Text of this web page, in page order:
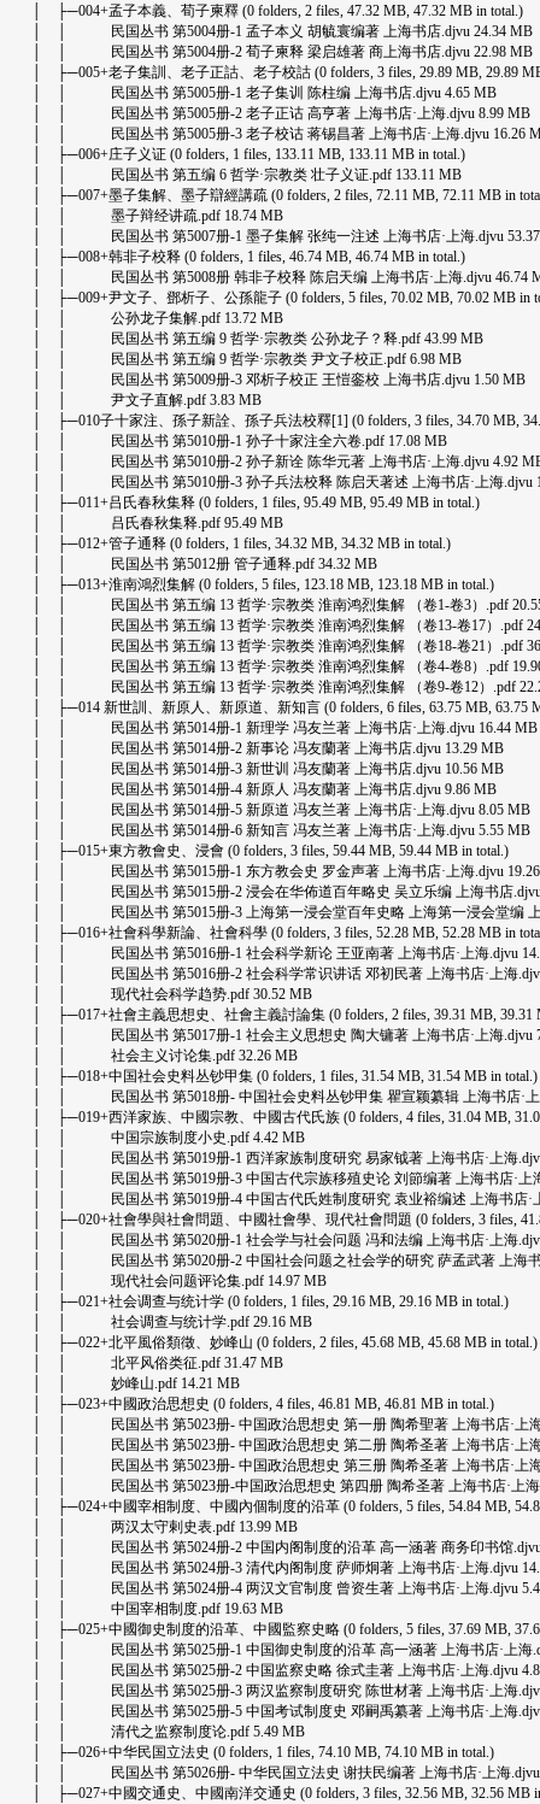
│ ├─004+孟子本義、荀子柬釋 (0 folders, 2 files, 47.32 MB, 47.32 MB in total.)
│ │ 民国丛书 第5004册-1 孟子本义 胡毓寰编著 上海书店.djvu 24.34 MB
│ │ 民国丛书 第5004册-2 荀子柬释 梁启雄著 商上海书店.djvu 22.98 MB
│ ├─005+老子集訓、老子正詁、老子校詁 (0 folders, 3 files, 29.89 MB, 29.89
│ │ 民国丛书 第5005册-1 老子集训 陈柱编 上海书店.djvu 4.65 MB
│ │ 民国丛书 第5005册-2 老子正诂 高亨著 上海书店·上海.djvu 8.99 MB
│ │ 民国丛书 第5005册-3 老子校诂 蒋锡昌著 上海书店·上海.djvu 16.26
│ ├─006+庄子义证 (0 folders, 1 files, 133.11 MB, 133.11 MB in total.)
│ │ 民国丛书 第五编 6 哲学·宗教类 壮子义证.pdf 133.11 MB
│ ├─007+墨子集解、墨子辯經講疏 (0 folders, 2 files, 72.11 MB, 72.11 MB in
│ │ 墨子辩经讲疏.pdf 18.74 MB
│ │ 民国丛书 第5007册-1 墨子集解 张纯一注述 上海书店·上海.djvu
│ ├─008+韩非子校释 (0 folders, 1 files, 46.74 MB, 46.74 MB in total.)
│ │ 民国丛书 第5008册 韩非子校释 陈启天编 上海书店·上海.djvu 46.74
│ ├─009+尹文子、鄧析子、公孫龍子 (0 folders, 5 files, 70.02 MB, 70.02 MB in
│ │ 公孙龙子集解.pdf 13.72 MB
│ │ 民国丛书 第五编 9 哲学·宗教类 公孙龙子？释.pdf 43.99 MB
│ │ 民国丛书 第五编 9 哲学·宗教类 尹文子校正.pdf 6.98 MB
│ │ 民国丛书 第5009册-3 邓析子校正 王愷銮校 上海书店.djvu 1.50 MB
│ │ 尹文子直解.pdf 3.83 MB
│ ├─010子十家注、孫子新詮、孫子兵法校釋[1] (0 folders, 3 files, 34.70 MB,
│ │ 民国丛书 第5010册-1 孙子十家注全六卷.pdf 17.08 MB
│ │ 民国丛书 第5010册-2 孙子新诠 陈华元著 上海书店·上海.djvu 4.92
│ │ 民国丛书 第5010册-3 孙子兵法校释 陈启天著述 上海书店·上海.djvu
│ ├─011+吕氏春秋集释 (0 folders, 1 files, 95.49 MB, 95.49 MB in total.)
│ │ 吕氏春秋集释.pdf 95.49 MB
│ ├─012+管子通释 (0 folders, 1 files, 34.32 MB, 34.32 MB in total.)
│ │ 民国丛书 第5012册 管子通释.pdf 34.32 MB
│ ├─013+淮南鴻烈集解 (0 folders, 5 files, 123.18 MB, 123.18 MB in total.)
│ │ 民国丛书 第五编 13 哲学·宗教类 淮南鸿烈集解 （卷1-卷3）.pdf
│ │ 民国丛书 第五编 13 哲学·宗教类 淮南鸿烈集解 （卷13-卷17）.pdf
│ │ 民国丛书 第五编 13 哲学·宗教类 淮南鸿烈集解 （卷18-卷21）.pdf
│ │ 民国丛书 第五编 13 哲学·宗教类 淮南鸿烈集解 （卷4-卷8）.pdf
│ │ 民国丛书 第五编 13 哲学·宗教类 淮南鸿烈集解 （卷9-卷12）.pdf
│ ├─014 新世訓、新原人、新原道、新知言 (0 folders, 6 files, 63.75 MB, 63.75
│ │ 民国丛书 第5014册-1 新理学 冯友兰著 上海书店·上海.djvu 16.44 MB
│ │ 民国丛书 第5014册-2 新事论 冯友蘭著 上海书店.djvu 13.29 MB
│ │ 民国丛书 第5014册-3 新世训 冯友蘭著 上海书店.djvu 10.56 MB
│ │ 民国丛书 第5014册-4 新原人 冯友蘭著 上海书店.djvu 9.86 MB
│ │ 民国丛书 第5014册-5 新原道 冯友兰著 上海书店·上海.djvu 8.05 MB
│ │ 民国丛书 第5014册-6 新知言 冯友兰著 上海书店·上海.djvu 5.55 MB
│ ├─015+東方教會史、浸會 (0 folders, 3 files, 59.44 MB, 59.44 MB in total.)
│ │ 民国丛书 第5015册-1 东方教会史 罗金声著 上海书店·上海.djvu
│ │ 民国丛书 第5015册-2 浸会在华佈道百年略史 吴立乐编 上海书店.djvu
│ │ 民国丛书 第5015册-3 上海第一浸会堂百年史略 上海第一浸会堂编 上
│ ├─016+社會科學新論、社會科學 (0 folders, 3 files, 52.28 MB, 52.28 MB in
│ │ 民国丛书 第5016册-1 社会科学新论 王亚南著 上海书店·上海.djvu
│ │ 民国丛书 第5016册-2 社会科学常识讲话 邓初民著 上海书店·上海
│ │ 现代社会科学趋势.pdf 30.52 MB
│ ├─017+社會主義思想史、社會主義討論集 (0 folders, 2 files, 39.31 MB, 39.31
│ │ 民国丛书 第5017册-1 社会主义思想史 陶大镛著 上海书店·上海.djvu
│ │ 社会主义讨论集.pdf 32.26 MB
│ ├─018+中国社会史料丛钞甲集 (0 folders, 1 files, 31.54 MB, 31.54 MB in total.)
│ │ 民国丛书 第5018册- 中国社会史料丛钞甲集 瞿宣颖纂辑 上海书店·上
│ ├─019+西洋家族、中國宗教、中國古代氏族 (0 folders, 4 files, 31.04 MB,
│ │ 中国宗族制度小史.pdf 4.42 MB
│ │ 民国丛书 第5019册-1 西洋家族制度研究 易家钺著 上海书店·上海
│ │ 民国丛书 第5019册-3 中国古代宗族移殖史论 刘節编著 上海书店·上
│ │ 民国丛书 第5019册-4 中国古代氏姓制度研究 袁业裕编述 上海书店·
│ ├─020+社會學與社會問題、中國社會學、現代社會問題 (0 folders, 3 files,
│ │ 民国丛书 第5020册-1 社会学与社会问题 冯和法编 上海书店·上海
│ │ 民国丛书 第5020册-2 中国社会问题之社会学的研究 萨孟武著 上海书
│ │ 现代社会问题评论集.pdf 14.97 MB
│ ├─021+社会调查与统计学 (0 folders, 1 files, 29.16 MB, 29.16 MB in total.)
│ │ 社会调查与统计学.pdf 29.16 MB
│ ├─022+北平風俗類徵、妙峰山 (0 folders, 2 files, 45.68 MB, 45.68 MB in total.)
│ │ 北平风俗类征.pdf 31.47 MB
│ │ 妙峰山.pdf 14.21 MB
│ ├─023+中國政治思想史 (0 folders, 4 files, 46.81 MB, 46.81 MB in total.)
│ │ 民国丛书 第5023册- 中国政治思想史 第一册 陶希聖著 上海书店·上海
│ │ 民国丛书 第5023册- 中国政治思想史 第二册 陶希圣著 上海书店·上海
│ │ 民国丛书 第5023册- 中国政治思想史 第三册 陶希圣著 上海书店·上海
│ │ 民国丛书 第5023册-中国政治思想史 第四册 陶希圣著 上海书店·上海
│ ├─024+中國宰相制度、中國內個制度的沿革 (0 folders, 5 files, 54.84 MB,
│ │ 两汉太守剌史表.pdf 13.99 MB
│ │ 民国丛书 第5024册-2 中国内阁制度的沿革 高一涵著 商务印书馆.djvu
│ │ 民国丛书 第5024册-3 清代内阁制度 萨师炯著 上海书店·上海.djvu
│ │ 民国丛书 第5024册-4 两汉文官制度 曾资生著 上海书店·上海.djvu
│ │ 中国宰相制度.pdf 19.63 MB
│ ├─025+中國御史制度的沿革、中國監察史略 (0 folders, 5 files, 37.69 MB,
│ │ 民国丛书 第5025册-1 中国御史制度的沿革 高一涵著 上海书店·上海
│ │ 民国丛书 第5025册-2 中国监察史略 徐式圭著 上海书店·上海.djvu
│ │ 民国丛书 第5025册-3 两汉监察制度研究 陈世材著 上海书店·上海
│ │ 民国丛书 第5025册-5 中国考试制度史 邓嗣禹纂著 上海书店·上海
│ │ 清代之监察制度论.pdf 5.49 MB
│ ├─026+中华民国立法史 (0 folders, 1 files, 74.10 MB, 74.10 MB in total.)
│ │ 民国丛书 第5026册- 中华民国立法史 谢扶民编著 上海书店·上海.djvu
│ ├─027+中國交通史、中國南洋交通史 (0 folders, 3 files, 32.56 MB, 32.56 MB